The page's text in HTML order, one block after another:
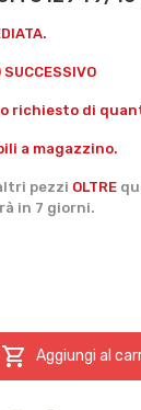
SUCCESSIVO
richiesto di
a magazzino.
pezzi OLTRE
in 7 giorni.
 Aggiungi al